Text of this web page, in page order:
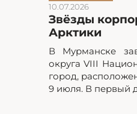
Звёзды
Арктики
10.07.2026
В Мурманске
округа VIII
город,
9 июля. В первый